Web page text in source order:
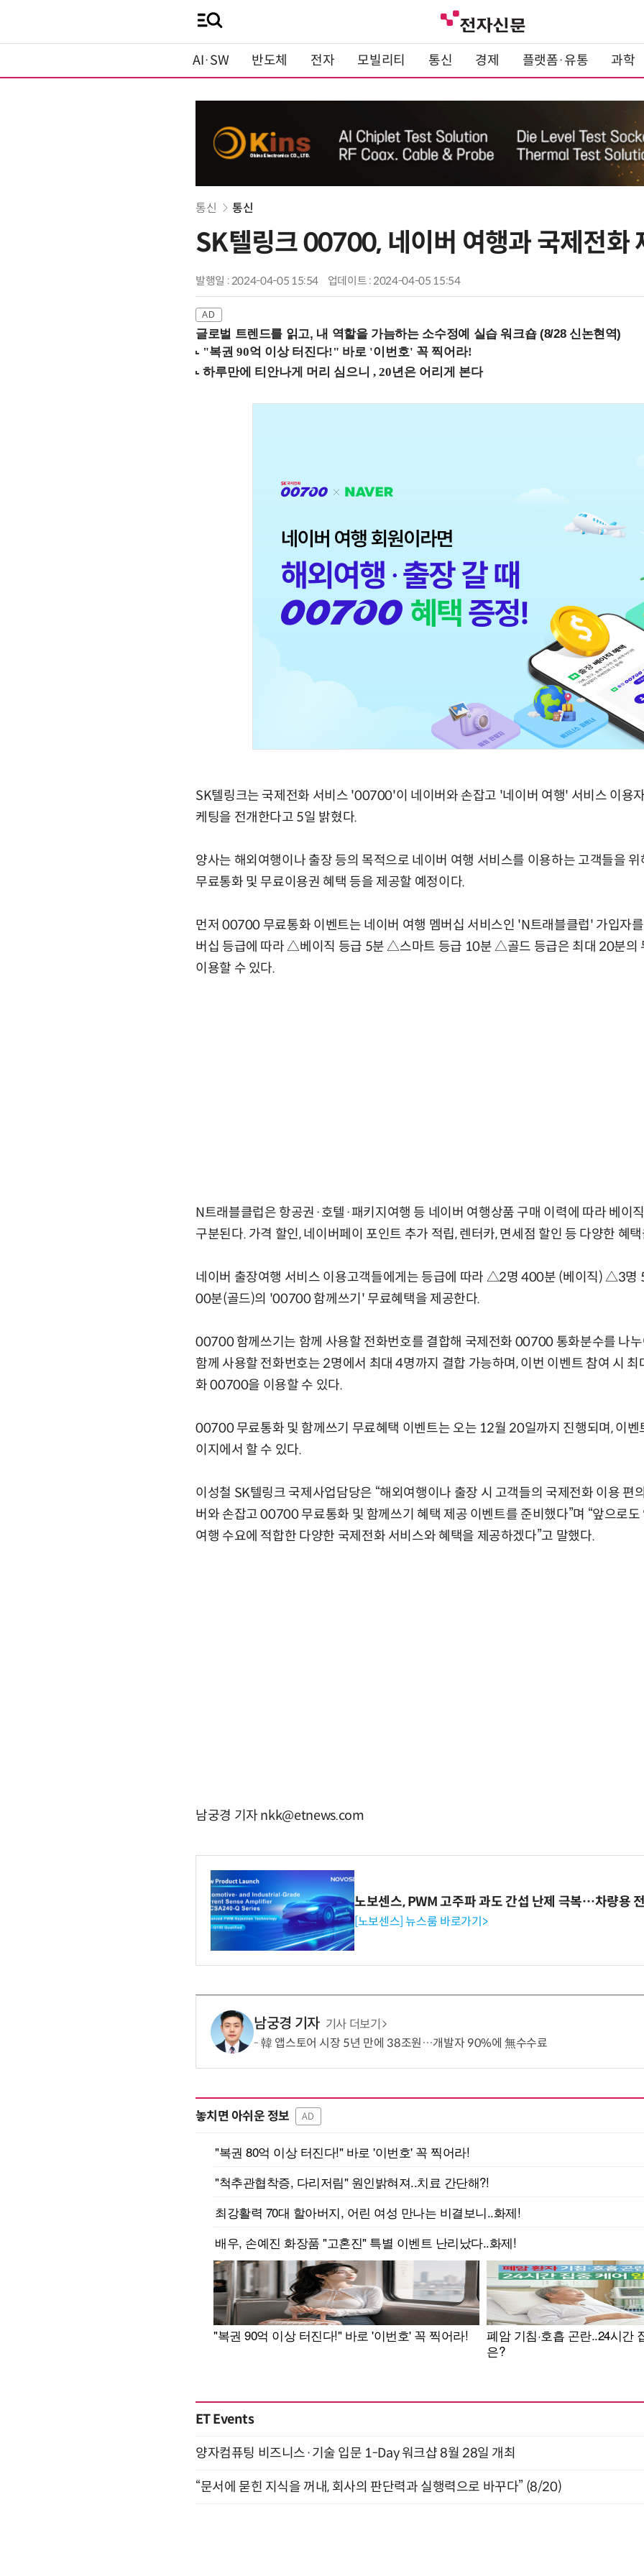
AI·SW 반도체 전자 모빌리티 통신 경제 플랫폼·유통 과학
통신 통신
SK텔링크 00700, 네이버 여행과 국제전화
발행일 : 2024-04-05 15:54 업데이트 : 2024-04-05 15:54
글로벌 트렌드를 읽고, 내 역할을 가늠하는 소수정예 실습 워크숍 (8/28 신논현역)
SK텔링크는 국제전화 서비스 '00700'이 네이버와 손잡고 '네이버 여행' 서비스 이용
케팅을 전개한다고 5일 밝혔다.
양사는 해외여행이나 출장 등의 목적으로 네이버 여행 서비스를 이용하는 고객들을
무료통화 및 무료이용권 혜택 등을 제공할 예정이다.
먼저 00700 무료통화 이벤트는 네이버 여행 멤버십 서비스인 'N트래블클럽' 가입자
버십 등급에 따라 △베이직 등급 5분 △스마트 등급 10분 △골드 등급은 최대 20분의
이용할 수 있다.
N트래블클럽은 항공권·호텔·패키지여행 등 네이버 여행상품 구매 이력에 따라 베이
구분된다. 가격 할인, 네이버페이 포인트 추가 적립, 렌터카, 면세점 할인 등 다양한 혜
네이버 출장여행 서비스 이용고객들에게는 등급에 따라 △2명 400분 (베이직) △3
00분(골드)의 '00700 함께쓰기' 무료혜택을 제공한다.
00700 함께쓰기는 함께 사용할 전화번호를 결합해 국제전화 00700 통화분수를 나누
함께 사용할 전화번호는 2명에서 최대 4명까지 결합 가능하며, 이번 이벤트 참여 시 최
화 00700을 이용할 수 있다.
00700 무료통화 및 함께쓰기 무료혜택 이벤트는 오는 12월 20일까지 진행되며, 이벤
이지에서 할 수 있다.
이성철 SK텔링크 국제사업담당은 “해외여행이나 출장 시 고객들의 국제전화 이용 편
버와 손잡고 00700 무료통화 및 함께쓰기 혜택 제공 이벤트를 준비했다”며 “앞으로도
여행 수요에 적합한 다양한 국제전화 서비스와 혜택을 제공하겠다”고 말했다.
남궁경 기자 nkk@etnews.com
노보센스, PWM 고주파 과도 간섭 난제 극복…차량용
[노보센스] 뉴스룸 바로가기>
남궁경 기자 기사 더보기
韓 앱스토어 시장 5년 만에 38조원…개발자 90%에 無수수료
놓치면 아쉬운 정보 AD
ET Events
양자컴퓨팅 비즈니스·기술 입문 1-Day 워크샵 8월 28일 개최
“문서에 묻힌 지식을 꺼내, 회사의 판단력과 실행력으로 바꾸다” (8/20)